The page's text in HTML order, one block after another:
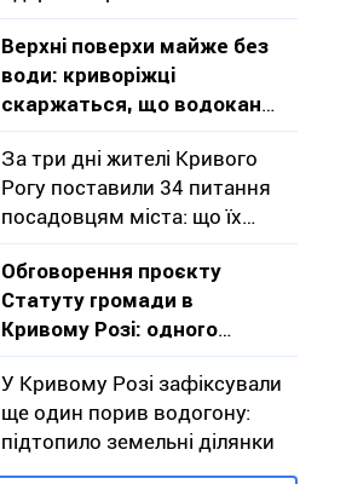
Верхні поверхи майже без
води: криворіжці
скаржаться, що водоканал
не визнає проблему
За три дні жителі Кривого
Рогу поставили 34 питання
посадовцям міста: що їх
турбувало
Обговорення проєкту
Статуту громади в
Кривому Розі: одного
обурення замало, треба
діяти
У Кривому Розі зафіксували
ще один порив водогону:
підтопило земельні ділянки